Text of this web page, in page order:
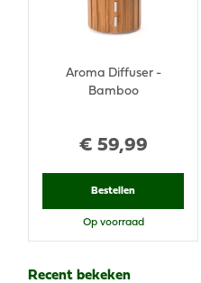
€ 59,99
Aroma Diffuser -
Bamboo
Bestellen
Op voorraad
Recent bekeken